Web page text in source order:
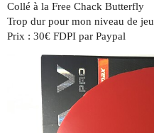
Collé à la Free Chack Butterfly
Trop dur pour mon niveau de jeu
Prix : 30€ FDPI par Paypal